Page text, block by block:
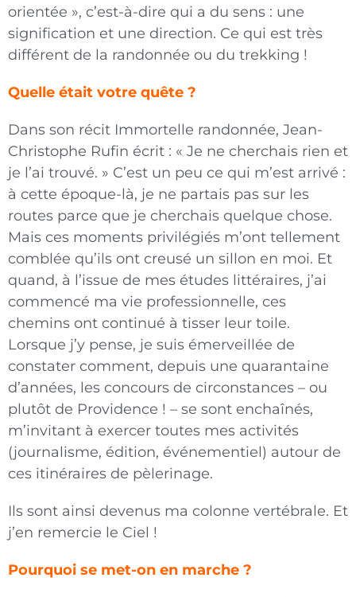
orientée », c’est-à-dire qui a du sens : une
signification et une direction. Ce qui est très
différent de la randonnée ou du trekking !
Quelle était votre quête ?
Dans son récit Immortelle randonnée, Jean-
Christophe Rufin écrit : « Je ne cherchais rien et
je l’ai trouvé. » C’est un peu ce qui m’est arrivé :
à cette époque-là, je ne partais pas sur les
routes parce que je cherchais quelque chose.
Mais ces moments privilégiés m’ont tellement
comblée qu’ils ont creusé un sillon en moi. Et
quand, à l’issue de mes études littéraires, j’ai
commencé ma vie professionnelle, ces
chemins ont continué à tisser leur toile.
Lorsque j’y pense, je suis émerveillée de
constater comment, depuis une quarantaine
d’années, les concours de circonstances – ou
plutôt de Providence ! – se sont enchaînés,
m’invitant à exercer toutes mes activités
(journalisme, édition, événementiel) autour de
ces itinéraires de pèlerinage.
Ils sont ainsi devenus ma colonne vertébrale. Et
j’en remercie le Ciel !
Pourquoi se met-on en marche ?